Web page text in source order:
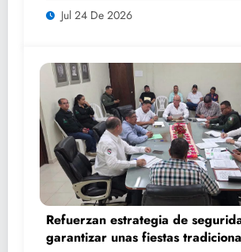
Jul 24 De 2026
Refuerzan estrategia de
garantizar unas fiestas